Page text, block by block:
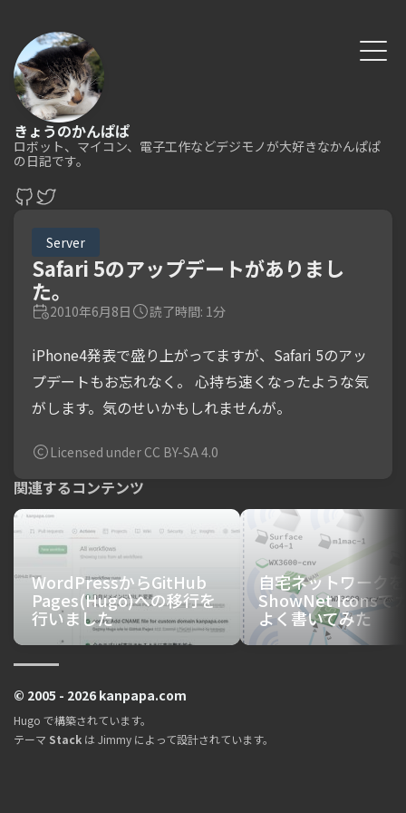
きょうのかんぱぱ
ロボット、マイコン、電子工作などデジモノが大好きなかんぱぱ
の日記です。
Server
Safari 5のアップデートがありまし
た。
2010年6月8日 読了時間: 1分
iPhone4発表で盛り上がってますが、Safari 5のアッ
プデートもお忘れなく。 心持ち速くなったような気
がします。気のせいかもしれませんが。
Licensed under CC BY-SA 4.0
関連するコンテンツ
WordPressからGitHub
Pages(Hugo)への移行を
行いました
自宅ネットワークを
ShowNet Iconsで
よく書いてみた
© 2005 - 2026 kanpapa.com
Hugo で構築されています。
テーマ Stack は Jimmy によって設計されています。